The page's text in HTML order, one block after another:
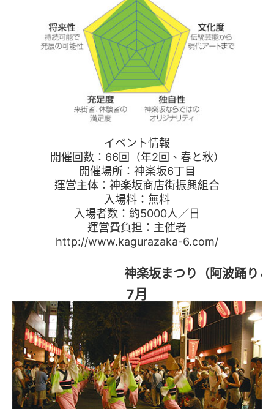
イベント情報
開催回数：66回（年2回、春と秋）
開催場所：神楽坂6丁目
運営主体：神楽坂商店街振興組合
入場料：無料
入場者数：約5000人／日
運営費負担：主催者
http://www.kagurazaka-6.com/
神楽坂まつり（阿波踊り
7月